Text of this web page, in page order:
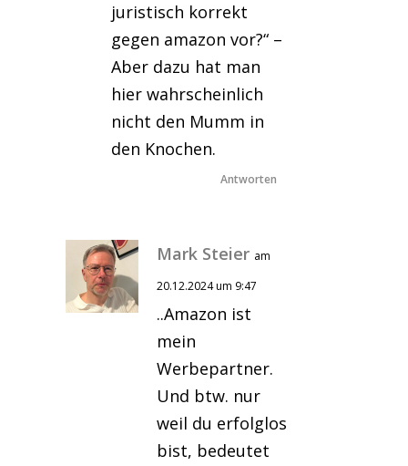
juristisch korrekt
gegen amazon vor?“ –
Aber dazu hat man
hier wahrscheinlich
nicht den Mumm in
den Knochen.
Antworten
Mark Steier am
20.12.2024 um 9:47
..Amazon ist
mein
Werbepartner.
Und btw. nur
weil du erfolglos
bist, bedeutet